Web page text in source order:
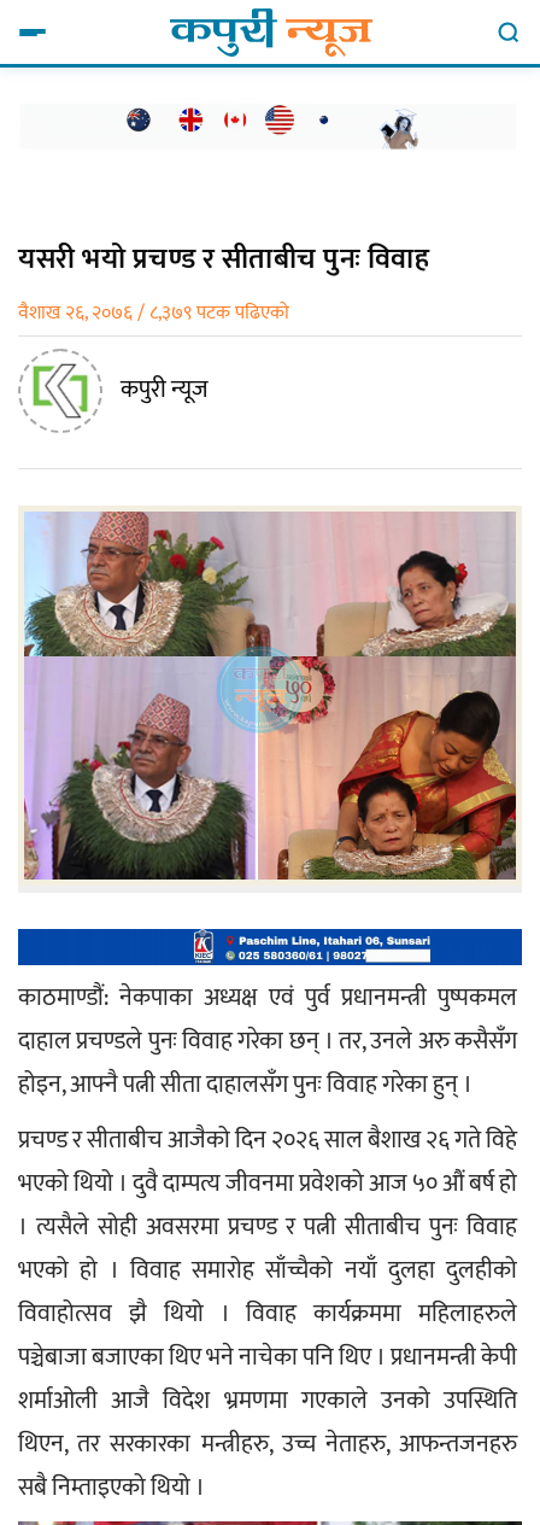
यसरी भयो प्रचण्ड र सीताबीच पुनः विवाह
वैशाख २६, २०७६ / ८,३७९ पटक पढिएको
कपुरी न्यूज
काठमाण्डौं: नेकपाका अध्यक्ष एवं पुर्व प्रधानमन्त्री पुष्पकमल
दाहाल प्रचण्डले पुनः विवाह गरेका छन् । तर, उनले अरु कसैसँग
होइन, आफ्नै पत्नी सीता दाहालसँग पुनः विवाह गरेका हुन् ।
प्रचण्ड र सीताबीच आजैको दिन २०२६ साल बैशाख २६ गते विहे
भएको थियो । दुवै दाम्पत्य जीवनमा प्रवेशको आज ५० औं बर्ष हो
। त्यसैले सोही अवसरमा प्रचण्ड र पत्नी सीताबीच पुनः विवाह
भएको हो । विवाह समारोह साँच्चैको नयाँ दुलहा दुलहीको
विवाहोत्सव झै थियो । विवाह कार्यक्रममा महिलाहरुले
पञ्चेबाजा बजाएका थिए भने नाचेका पनि थिए । प्रधानमन्त्री केपी
शर्माओली आजै विदेश भ्रमणमा गएकाले उनको उपस्थिति
थिएन, तर सरकारका मन्त्रीहरु, उच्च नेताहरु, आफन्तजनहरु
सबै निम्ताइएको थियो ।